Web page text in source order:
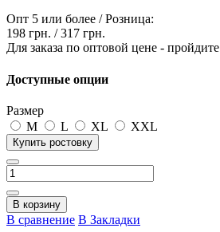
Опт 5 или более / Розница:
198 грн. /317 грн.
Для заказа по оптовой цене - пройдите
Доступные опции
Размер
M
L XL XXL
Купить ростовку
В корзину
В сравнение В Закладки